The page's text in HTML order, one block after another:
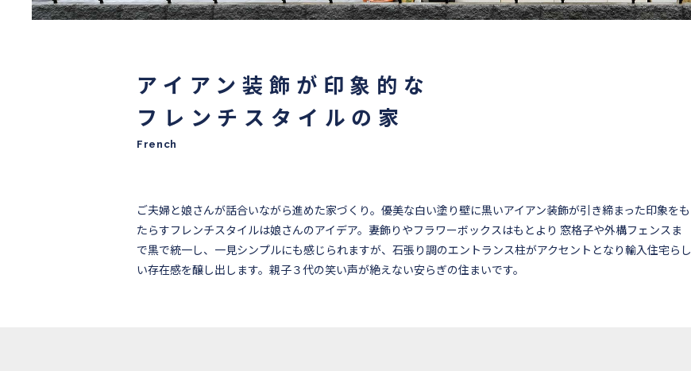
アイアン装飾が印象的な
フレンチスタイルの家
French
ご夫婦と娘さんが話合いながら進めた家づくり。優美な白い塗り壁に黒いアイアン装飾が引き締まった印象をも
たらすフレンチスタイルは娘さんのアイデア。妻飾りやフラワーボックスはもとより 窓格子や外構フェンスま
で黒で統一し、一見シンプルにも感じられますが、石張り調のエントランス柱がアクセントとなり輸入住宅らし
い存在感を醸し出します。親子３代の笑い声が絶えない安らぎの住まいです。